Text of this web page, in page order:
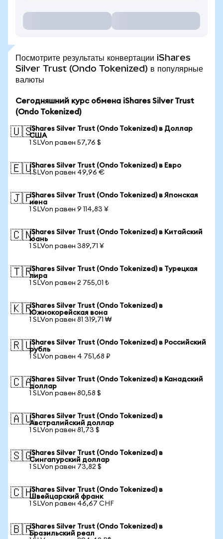
Посмотрите результаты конвертации iShares
Silver Trust (Ondo Tokenized) в популярные
валюты
Сегодняшний курс обмена iShares Silver Trust
(Ondo Tokenized)
🇺🇸iShares Silver Trust (Ondo Tokenized) в Доллар
США
1 SLVon равен 57,76 $
🇪🇺iShares Silver Trust (Ondo Tokenized) в Евро
1 SLVon равен 49,96 €
🇯🇵iShares Silver Trust (Ondo Tokenized) в Японская
иена
1 SLVon равен 9 114,83 ¥
🇨🇳iShares Silver Trust (Ondo Tokenized) в Китайский
юань
1 SLVon равен 389,71 ¥
🇹🇷iShares Silver Trust (Ondo Tokenized) в Турецкая
лира
1 SLVon равен 2 755,01 ₺
🇰🇷iShares Silver Trust (Ondo Tokenized) в
Южнокорейская вона
1 SLVon равен 81 319,71 ₩
🇷🇺iShares Silver Trust (Ondo Tokenized) в Российский
рубль
1 SLVon равен 4 751,68 ₽
🇨🇦iShares Silver Trust (Ondo Tokenized) в Канадский
доллар
1 SLVon равен 80,58 $
🇦🇺iShares Silver Trust (Ondo Tokenized) в
Австралийский доллар
1 SLVon равен 81,73 $
🇸🇬iShares Silver Trust (Ondo Tokenized) в
Сингапурский доллар
1 SLVon равен 73,82 $
🇨🇭iShares Silver Trust (Ondo Tokenized) в
Швейцарский франк
1 SLVon равен 46,67 CHF
🇧🇷iShares Silver Trust (Ondo Tokenized) в
Бразильский реал